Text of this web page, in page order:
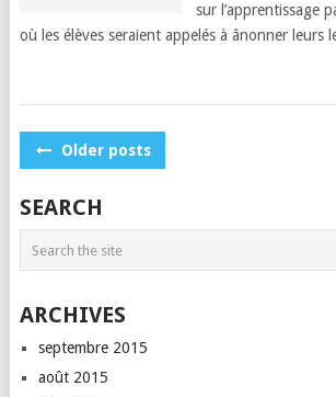
sur l’ap­pren­tis­sage
où les élèves seraient appelés à ânon­ner leurs
POSTS
Older posts
SEARCH
ARCHIVES
septembre 2015
août 2015